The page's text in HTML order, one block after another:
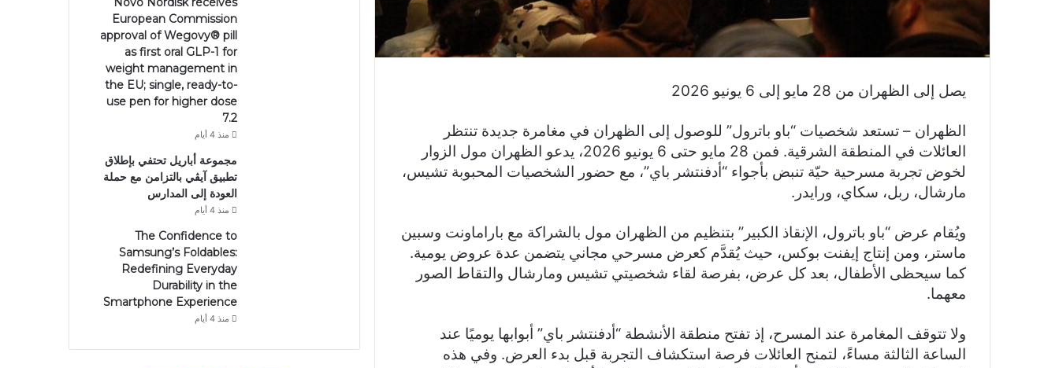
يصل إلى الظهران من 28 مايو إلى 6 يونيو 2026
الظهران – تستعد شخصيات “باو باترول” للوصول إلى الظهران في مغامرة جديدة تنتظر
العائلات في المنطقة الشرقية. فمن 28 مايو حتى 6 يونيو 2026، يدعو الظهران مول الزوار
لخوض تجربة مسرحية حيّة تنبض بأجواء “أدفنتشر باي”، مع حضور الشخصيات المحبوبة تشيس،
مارشال، ربل، سكاي، ورايدر.
ويُقام عرض “باو باترول، الإنقاذ الكبير” بتنظيم من الظهران مول بالشراكة مع باراماونت وسبين
ماستر، ومن إنتاج إيفنت بوكس، حيث يُقدَّم كعرض مسرحي مجاني يتضمن عدة عروض يومية.
كما سيحظى الأطفال، بعد كل عرض، بفرصة لقاء شخصيتي تشيس ومارشال والتقاط الصور
معهما.
ولا تتوقف المغامرة عند المسرح، إذ تفتح منطقة الأنشطة “أدفنتشر باي” أبوابها يوميًا عند
الساعة الثالثة مساءً، لتمنح العائلات فرصة استكشاف التجربة قبل بدء العرض. وفي هذه
European Commission
approval of Wegovy®️ pill
as first oral GLP-1 for
weight management in
the EU; single, ready-to-
use pen for higher dose
7.2
منذ 4 أيام
مجموعة أباريل تحتفي بإطلاق
تطبيق آيڤي بالتزامن مع حملة
العودة إلى المدارس
منذ 4 أيام
The Confidence to
Samsung’s Foldables:
Redefining Everyday
Durability in the
Smartphone Experience
منذ 4 أيام